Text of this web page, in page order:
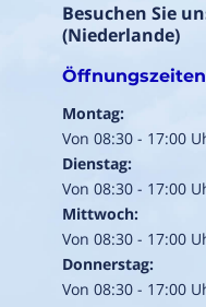
Besuchen Sie
(Niederlande)
Öffnungszeiten
Montag:
Von 08:30 - 17:00
Dienstag:
Von 08:30 - 17:00
Mittwoch:
Von 08:30 - 17:00
Donnerstag:
Von 08:30 - 17:00